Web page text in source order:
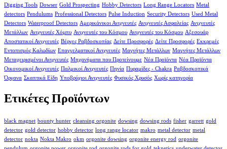
Digging Tools Dowser Gold Prospecting Hobby Detectors Long Range Locators Metal
detectors Pendulums Professional Detectors Pulse Induction Security Detectors Used Metal
Detectors Waterproof Detectors Αμερικάνικοι Ανιχνευτές Ανιχνευτές Ασφαλείας Ανιχνευτές
Μετάλλων Ανιχνευτές Χόμπυ Ανιχνευτές του Κόσμου Ανιχνευτές του Κόσμου Αξεσουάρ
Αποστατικοί Ανιχνευτές Βέργες Ραβδοσκοπίας Δείτε Προσφορές Δείτε Προσφορές Εκκρεμές
Εντοπισμός Καλωδίων Επαγγελματικοί Ανιχνευτές Μαγνήτες Μετάλλων Μαγνήτες Μετάλλων
Μεταχειρισμένοι Ανιχνευτές Μηχανήματα που Προτείνουμε Νέα Προϊόντα Νέα Προϊόντα
Οικονομικοί Ανιχνευτές Παλμικοί Ανιχνευτές Πηνία Πυραμίδες - Chakra Ραβδοσκοπικά
Όργανα Σκαπτικά Είδη Υποβρύχιοι Ανιχνευτές Φυσικός Χρυσός Χωρίς κατηγορία
Ετικέτες Προϊόντων
black magnet bounty hunter cleansing orgonite dowsing dowsing rods fisher garrett gold
detector gold detector hobby detector long range locator makro metal detector metal
detector nokta Nokta Makro okm orgonite dowsing orgonite energy rod orgonite